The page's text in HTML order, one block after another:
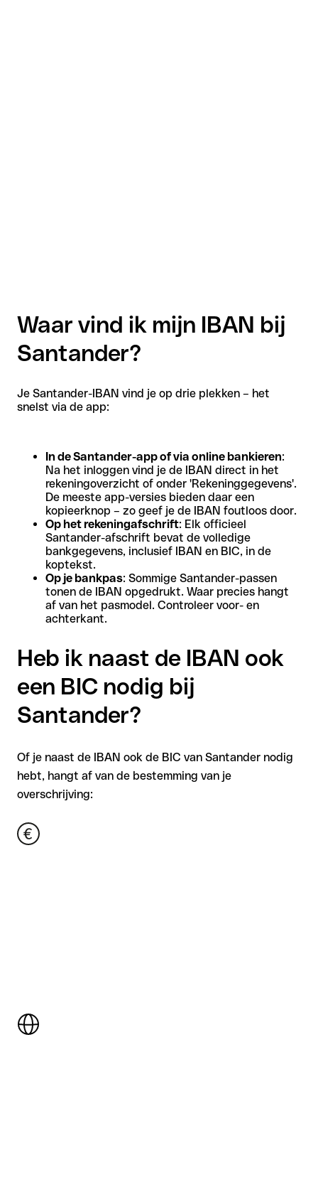
Waar vind ik mijn IBAN bij
Santander?
Je Santander-IBAN vind je op drie plekken – het
snelst via de app:
In de Santander-app of via online bankieren:
Na het inloggen vind je de IBAN direct in het
rekeningoverzicht of onder 'Rekeninggegevens'.
De meeste app-versies bieden daar een
kopieerknop – zo geef je de IBAN foutloos door.
Op het rekeningafschrift: Elk officieel
Santander-afschrift bevat de volledige
bankgegevens, inclusief IBAN en BIC, in de
koptekst.
Op je bankpas: Sommige Santander-passen
tonen de IBAN opgedrukt. Waar precies hangt
af van het pasmodel. Controleer voor- en
achterkant.
Heb ik naast de IBAN ook
een BIC nodig bij
Santander?
Of je naast de IBAN ook de BIC van Santander nodig
hebt, hangt af van de bestemming van je
overschrijving: